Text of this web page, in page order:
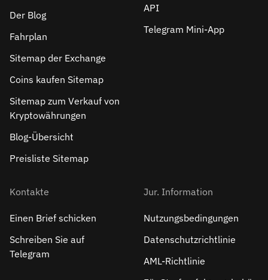
Der Blog
Fahrplan
Sitemap der Exchange
Coins kaufen Sitemap
Sitemap zum Verkauf von
Kryptowährungen
Blog-Übersicht
Preisliste Sitemap
API
Telegram Mini-App
Kontakte
Einen Brief schicken
Schreiben Sie auf
Telegram
Jur. Information
Nutzungsbedingungen
Datenschutzrichtlinie
AML-Richtlinie